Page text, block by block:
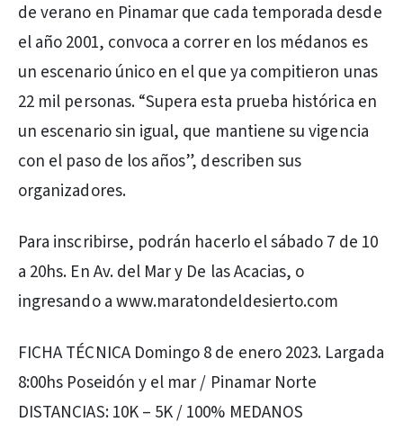
de verano en Pinamar que cada temporada desde
el año 2001, convoca a correr en los médanos es
un escenario único en el que ya compitieron unas
22 mil personas. “Supera esta prueba histórica en
un escenario sin igual, que mantiene su vigencia
con el paso de los años”, describen sus
organizadores.
Para inscribirse, podrán hacerlo el sábado 7 de 10
a 20hs. En Av. del Mar y De las Acacias, o
ingresando a www.maratondeldesierto.com
FICHA TÉCNICA Domingo 8 de enero 2023. Largada
8:00hs Poseidón y el mar / Pinamar Norte
DISTANCIAS: 10K – 5K / 100% MEDANOS